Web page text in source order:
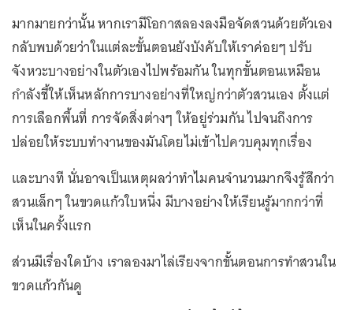
มากมายกว่านั้น หากเรามีโอกาสลองลงมือจัดสวนด้วยตัวเอง
กลับพบด้วยว่าในแต่ละขั้นตอนยังบังคับให้เราค่อยๆ ปรับ
จังหวะบางอย่างในตัวเองไปพร้อมกัน ในทุกขั้นตอนเหมือน
กำลังชี้ให้เห็นหลักการบางอย่างที่ใหญ่กว่าตัวสวนเอง ตั้งแต่
การเลือกพื้นที่ การจัดสิ่งต่างๆ ให้อยู่ร่วมกัน ไปจนถึงการ
ปล่อยให้ระบบทำงานของมันโดยไม่เข้าไปควบคุมทุกเรื่อง
และบางที นั่นอาจเป็นเหตุผลว่าทำไมคนจำนวนมากจึงรู้สึกว่า
สวนเล็กๆ ในขวดแก้วใบหนึ่ง มีบางอย่างให้เรียนรู้มากกว่าที่
เห็นในครั้งแรก
ส่วนมีเรื่องใดบ้าง เราลองมาไล่เรียงจากขั้นตอนการทำสวนใน
ขวดแก้วกันดู